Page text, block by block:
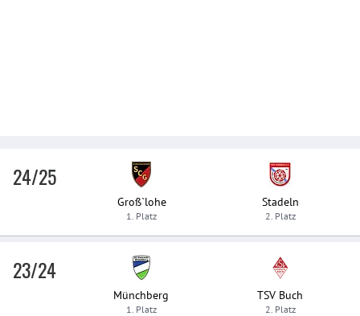
24/25
Groß`lohe
1. Platz
Stadeln
2. Platz
23/24
Münchberg
1. Platz
TSV Buch
2. Platz